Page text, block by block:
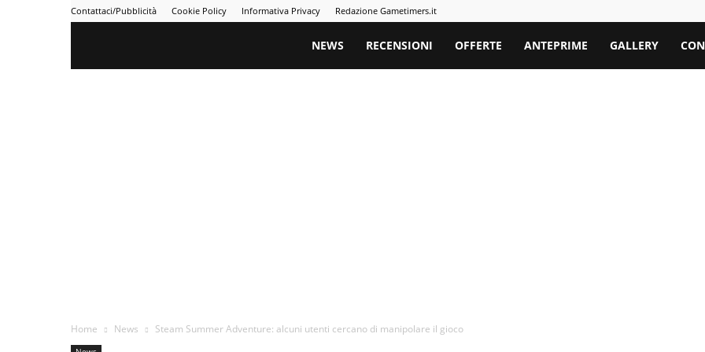
Contattaci/Pubblicità Cookie Policy Informativa Privacy Redazione Gametimers.it
Gametimers
NEWS RECENSIONI OFFERTE ANTEPRIME GALLERY
Home News Steam Summer Adventure: alcuni utenti cercano di manipolare il gioco